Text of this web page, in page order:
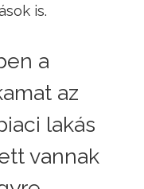
is.
a
az
lakás
vannak